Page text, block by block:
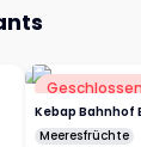
Geschlossen
Kebap Bahnhof
Meeresfrüchte